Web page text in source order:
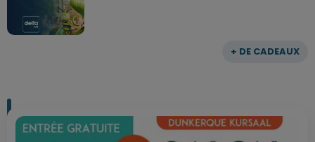
+ DE CADEAUX